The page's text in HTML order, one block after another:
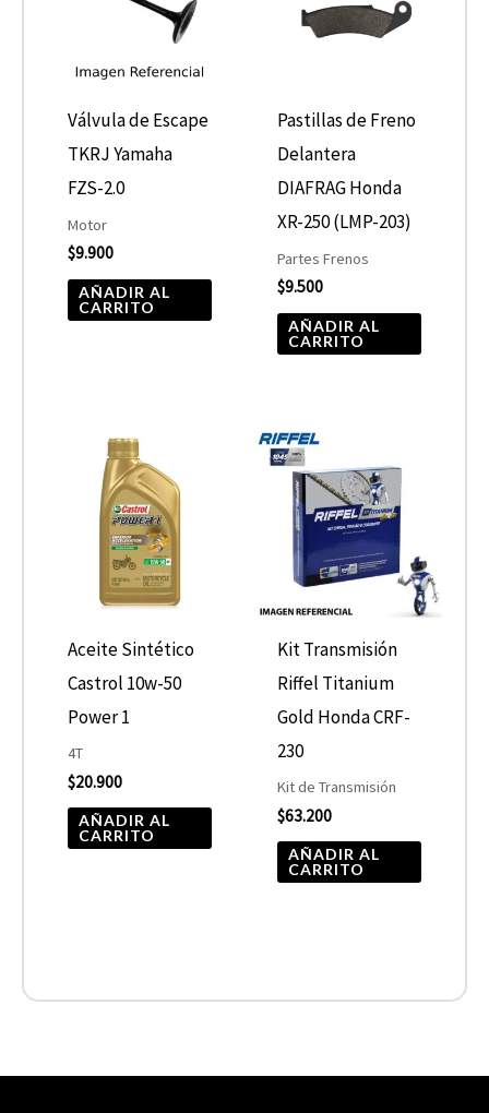
Válvula de Escape
TKRJ Yamaha
FZS-2.0
Motor
$9.900
AÑADIR AL
CARRITO
Pastillas de Freno
Delantera
DIAFRAG Honda
XR-250 (LMP-203)
Partes Frenos
$9.500
AÑADIR AL
CARRITO
Aceite Sintético
Castrol 10w-50
Power 1
4T
$20.900
AÑADIR AL
CARRITO
Kit Transmisión
Riffel Titanium
Gold Honda CRF-
230
Kit de Transmisión
$63.200
AÑADIR AL
CARRITO